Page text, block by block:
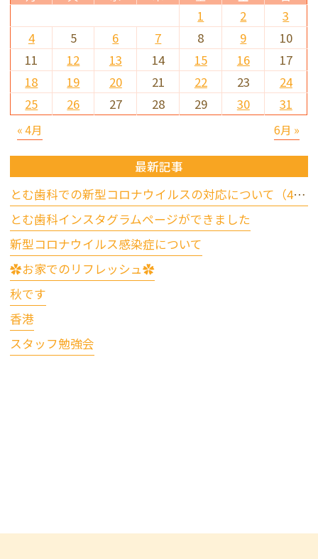
« 4月 6月 »
1 2
3
4
5 6 7 8 9
10
11
12 13 14 15 16
17
18
19 20 21 22 23
24
25
26 27 28 29 30 31
最新記事
とむ歯科での新型コロナウイルスの対応について（4/17更新）
とむ歯科インスタグラムページができました
新型コロナウイルス感染症について
✿お家でのリフレッシュ✿
秋です
香港
スタッフ勉強会